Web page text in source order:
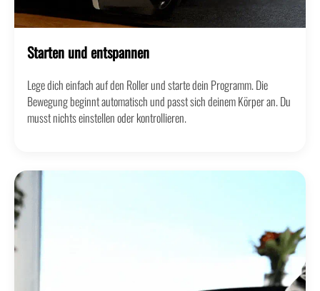
Starten und entspannen
Lege dich einfach auf den Roller und starte dein Programm. Die
Bewegung beginnt automatisch und passt sich deinem Körper an. Du
musst nichts einstellen oder kontrollieren.